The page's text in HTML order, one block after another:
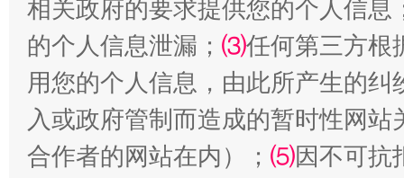
相关政府的要求提供您的个人信息
的个人信息泄漏； ⑶任何第三方根
用您的个人信息，由此所产生的纠
入或政府管制而造成的暂时性网
合作者的网站在内）； ⑸因不可抗